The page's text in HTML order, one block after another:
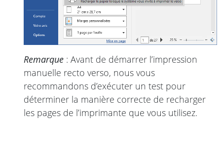
Remarque : Avant de démarrer l’impression
manuelle recto verso, nous vous
recommandons d’exécuter un test pour
déterminer la manière correcte de recharger
les pages de l’imprimante que vous utilisez.